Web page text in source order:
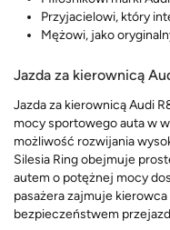
Przyjacielowi, który
Mężowi, jako
Jazda za kierownicą
Jazda za kierownicą Audi
mocy sportowego auta w
możliwość rozwijania
Silesia Ring obejmuje
autem o potężnej mocy
pasażera zajmuje
bezpieczeństwem